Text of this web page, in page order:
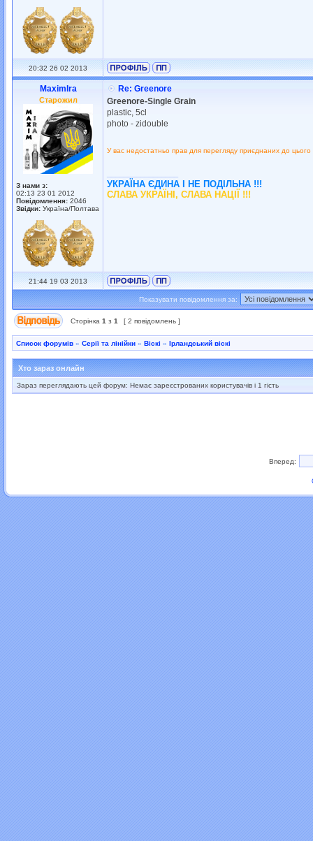
20:32 26 02 2013
MaximIra
Старожил
З нами з:
02:13 23 01 2012
Повідомлення: 2046
Звідки: Україна/Полтава
Re: Greenore
Greenore-Single Grain
plastic, 5cl
photo - zidouble
У вас недостатньо прав для перегляду приєднаних до цього
УКРАЇНА ЄДИНА І НЕ ПОДІЛЬНА !!!
СЛАВА УКРАЇНІ, СЛАВА НАЦІЇ !!!
21:44 19 03 2013
Показувати повідомлення за:
Сторінка 1 з 1 [ 2 повідомлень ]
Список форумів » Серії та лінійки » Віскі » Ірландський віскі
Хто зараз онлайн
Зараз переглядають цей форум: Немає зареєстрованих користувачів і 1 гість
Вперед: